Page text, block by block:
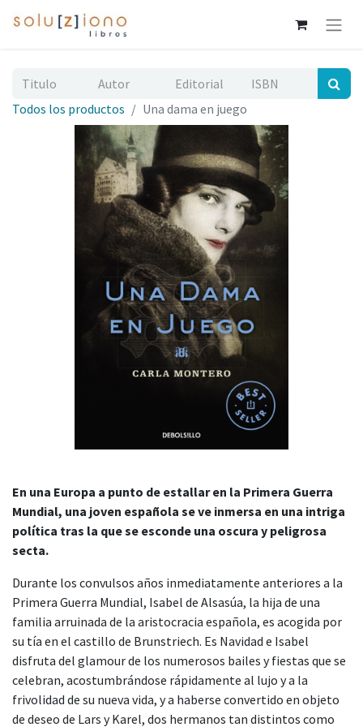
Todos los productos Una dama en juego
En una Europa a punto de estallar en la Primera Guerra
Mundial, una joven española se ve inmersa en una intriga
política tras la que se esconde una oscura y peligrosa
secta.
Durante los convulsos años inmediatamente anteriores a la
Primera Guerra Mundial, Isabel de Alsasúa, la hija de una
familia arruinada de la aristocracia española, es acogida por
su tía en el castillo de Brunstriech. Es Navidad e Isabel
disfruta del glamour de los numerosos bailes y fiestas que se
celebran, acostumbrándose rápidamente al lujo y a la
frivolidad de su nueva vida, y a haberse convertido en objeto
de deseo de Lars y Karel, dos hermanos tan distintos como